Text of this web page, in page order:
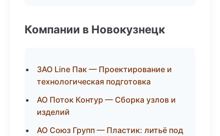
Компании в Новокузнецк
ЗАО Line Пак — Проектирование и
технологическая подготовка
АО Поток Контур — Сборка узлов и
изделий
АО Союз Групп — Пластик: литьё под